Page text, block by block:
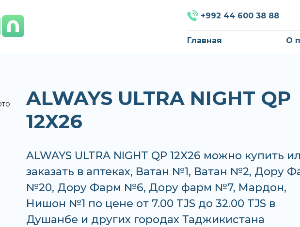
+992 44 600 38 88
Главная О
ALWAYS ULTRA NIGHT QP
12X26
ALWAYS ULTRA NIGHT QP 12X26 можно купить
заказать в аптеках, Ватан №1, Ватан №2, Дору
№20, Дору Фарм №6, Дору фарм №7, Мардон,
Нишон №1 по цене от 7.00 TJS до 32.00 TJS в
Душанбе и других городах Таджикистана